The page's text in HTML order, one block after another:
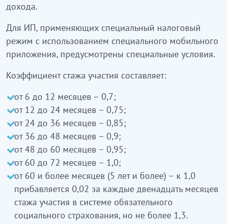
дохода.
Для ИП, применяющих специальный налоговый
режим с использованием специального мобильного
приложения, предусмотрены специальные условия.
Коэффициент стажа участия составляет:
от 6 до 12 месяцев – 0,7;
от 12 до 24 месяцев – 0,75;
от 24 до 36 месяцев – 0,85;
от 36 до 48 месяцев – 0,9;
от 48 до 60 месяцев – 0,95;
от 60 до 72 месяцев – 1,0;
от 60 и более месяцев (5 лет и более) – к 1,0
прибавляется 0,02 за каждые двенадцать месяцев
стажа участия в системе обязательного
социального страхования, но не более 1,3.